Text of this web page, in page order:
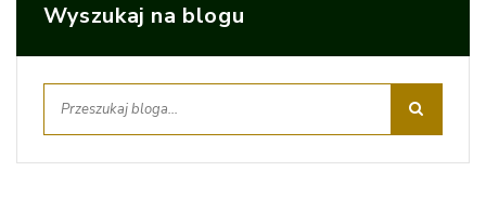
Wyszukaj na blogu